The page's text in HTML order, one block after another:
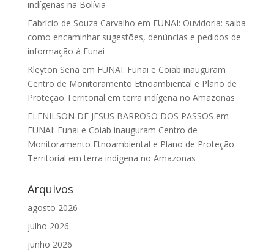
indígenas na Bolívia
Fabrício de Souza Carvalho em FUNAI: Ouvidoria: saiba
como encaminhar sugestões, denúncias e pedidos de
informação à Funai
Kleyton Sena em FUNAI: Funai e Coiab inauguram
Centro de Monitoramento Etnoambiental e Plano de
Proteção Territorial em terra indígena no Amazonas
ELENILSON DE JESUS BARROSO DOS PASSOS em
FUNAI: Funai e Coiab inauguram Centro de
Monitoramento Etnoambiental e Plano de Proteção
Territorial em terra indígena no Amazonas
Arquivos
agosto 2026
julho 2026
junho 2026